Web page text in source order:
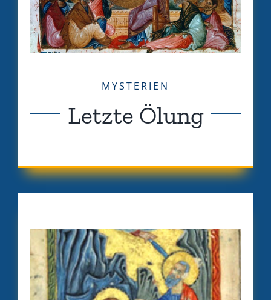
MYSTERIEN
Letzte Ölung